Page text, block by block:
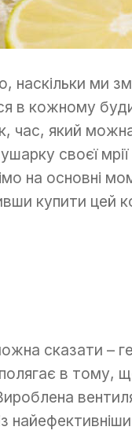
наскільки ми
в кожному
час, який
своєї
на основні
купити цей
сказати –
в тому,